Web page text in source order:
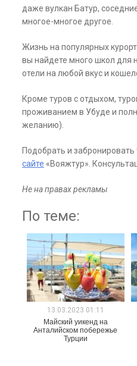
даже вулкан Батур,
многое-многое другое.
Жизнь на популярных
вы найдете много школ для
отели на любой вкус и
Кроме туров с отдыхом,
проживанием в Убуде и
желанию).
Подобрать и
сайте «Вояжтур».
Не на правах рекламы
По теме:
13.03.2023 01:11
Майский уикенд на
Анталийском побережье
Турции